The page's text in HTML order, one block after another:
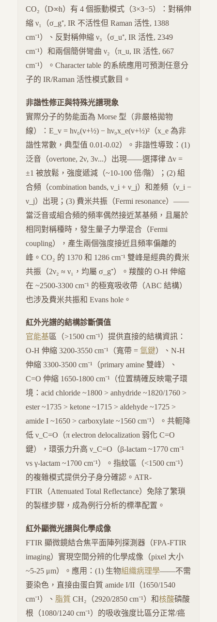
CO₂（D∞h）有 4 個振動模式（3×3−5）：對稱伸
縮 ν₁（σ_g⁺, IR 不活性但 Raman 活性, 1388
cm⁻¹）、反對稱伸縮 ν₃（σ_u⁺, IR 活性, 2349
cm⁻¹）和兩個簡併彎曲 ν₂（π_u, IR 活性, 667
cm⁻¹）。Character table 的系統應用可預測任意分
子的 IR/Raman 活性模式數目。
非諧性修正與特殊光譜現象
實際分子的勢能面為 Morse 型（非嚴格拋物
線）：E_v = hν₀(v+½) − hν₀x_e(v+½)²（x_e 為非
諧性常數，典型值 0.01-0.02）。非諧性導致：(1)
泛音（overtone, 2ν, 3ν...）出現——選擇律 Δv =
±1 被放鬆，強度遞減（~10-100 倍/階）；(2) 組
合頻（combination bands, ν_i + ν_j）和差頻（ν_i −
ν_j）出現；(3) 費米共振（Fermi resonance）——
當泛音或組合頻的頻率偶然接近某基頻，且屬於
相同對稱種時，發生量子力學混合（Fermi
coupling），產生兩個強度接近且頻率偏離的
峰。CO₂ 的 1370 和 1286 cm⁻¹ 雙峰是經典的費米
共振（2ν₂ ≈ ν₁，均屬 σ_g⁺）。羧酸的 O-H 伸縮
在 ~2500-3300 cm⁻¹ 的極寬吸收帶（ABC 結構）
也涉及費米共振和 Evans hole。
紅外光譜的結構診斷價值
官能基 區（>1500 cm⁻¹）提供直接的結構資訊：
O-H 伸縮 3200-3550 cm⁻¹（寬帶 = 氫鍵）、N-H
伸縮 3300-3500 cm⁻¹（primary amine 雙峰）、
C=O 伸縮 1650-1800 cm⁻¹（位置精確反映電子環
境：acid chloride ~1800 > anhydride ~1820/1760 >
ester ~1735 > ketone ~1715 > aldehyde ~1725 >
amide I ~1650 > carboxylate ~1560 cm⁻¹）。共軛降
低 ν_C=O（π electron delocalization 弱化 C=O
鍵），環張力升高 ν_C=O（β-lactam ~1770 cm⁻¹
vs γ-lactam ~1700 cm⁻¹）。指紋區（<1500 cm⁻¹）
的複雜模式提供分子身分確認。ATR-
FTIR（Attenuated Total Reflectance）免除了繁瑣
的製樣步驟，成為例行分析的標準配置。
紅外顯微光譜與化學成像
FTIR 顯微鏡結合焦平面陣列探測器（FPA-FTIR
imaging）實現空間分辨的化學成像（pixel 大小
~5-25 μm）。應用：(1) 生物組織病理學——不需
要染色，直接由蛋白質 amide I/II（1650/1540
cm⁻¹）、 脂質 CH₂（2920/2850 cm⁻¹）和核酸磷酸
根（1080/1240 cm⁻¹）的吸收強度比區分正常/癌